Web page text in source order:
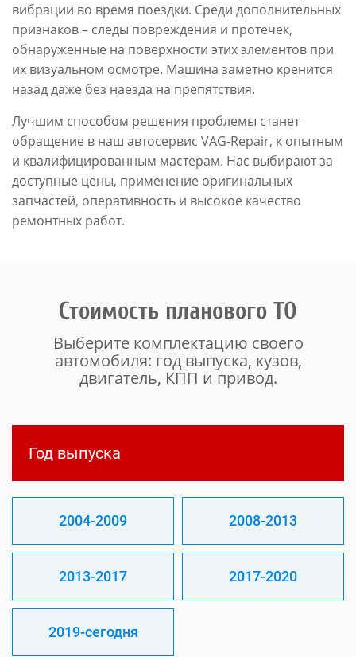
вибрации во время поездки. Среди дополнительных
признаков – следы повреждения и протечек,
обнаруженные на поверхности этих элементов при
их визуальном осмотре. Машина заметно кренится
назад даже без наезда на препятствия.
Лучшим способом решения проблемы станет
обращение в наш автосервис VAG-Repair, к опытным
и квалифицированным мастерам. Нас выбирают за
доступные цены, применение оригинальных
запчастей, оперативность и высокое качество
ремонтных работ.
Стоимость планового ТО
Выберите комплектацию своего
автомобиля: год выпуска, кузов,
двигатель, КПП и привод.
Год выпуска
2004-2009 2008-2013
2013-2017 2017-2020
2019-сегодня